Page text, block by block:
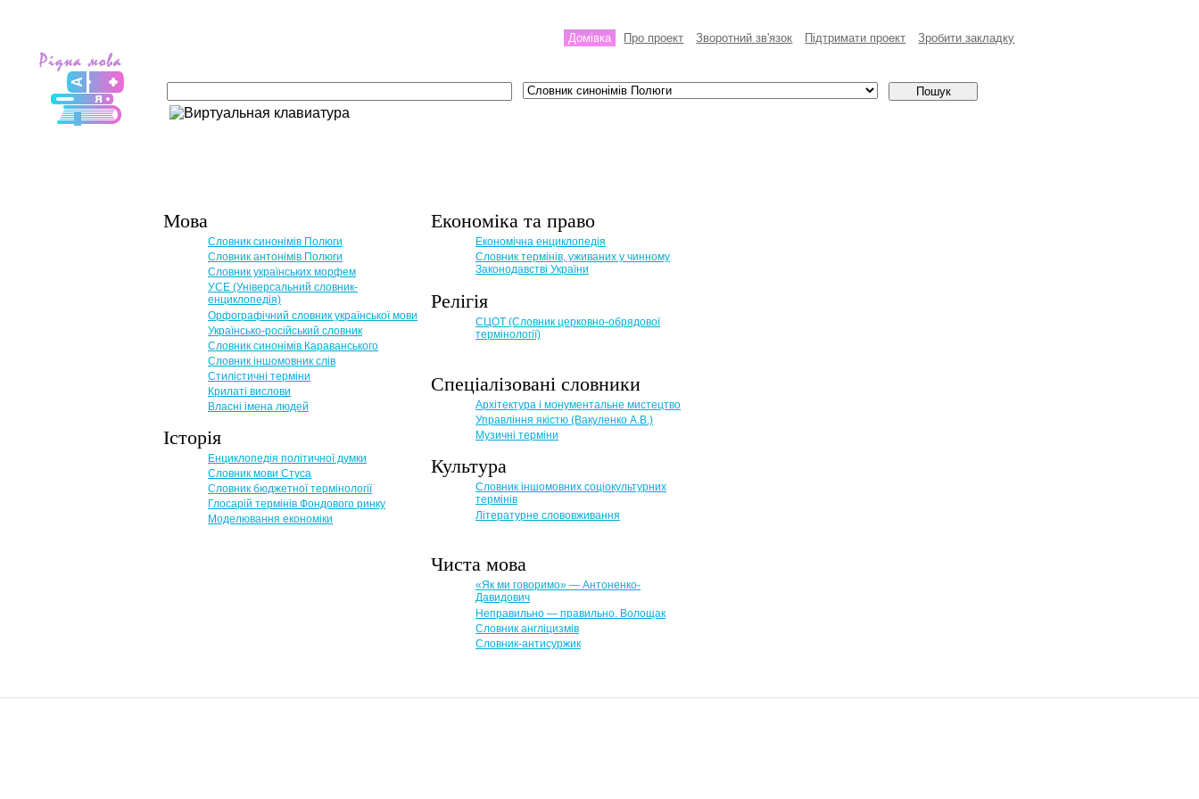
Домівка Про проект Зворотний зв'язок Пiдтримати проект Зробити закладку
Мова
Словник синонімів Полюги
Словник антонімів Полюги
Словник українських морфем
УСЕ (Універсальний словник-
енциклопедія)
Орфографічний словник української мови
Українсько-російський словник
Словник синонімів Караванського
Словник іншомовник слів
Стилістичні терміни
Крилаті вислови
Власні імена людей
Історія
Енциклопедія політичної думки
Словник мови Стуса
Словник бюджетної термінології
Глосарій термінів Фондового ринку
Моделювання економіки
Економіка та право
Eкономічна енциклопедія
Словник термінів, уживаних у чинному
Законодавстві України
Релігія
СЦОТ (Словник церковно-обрядової
термінології)
Спеціалізовані словники
Архітектура і монументальне мистецтво
Управління якістю (Вакуленко А.В.)
Музичні терміни
Культура
Словник іншомовних соціокультурних
термінів
Літературне слововживання
Чиста мова
«Як ми говоримо» — Антоненко-
Давидович
Неправильно — правильно. Волощак
Словник англіцизмів
Словник-антисуржик